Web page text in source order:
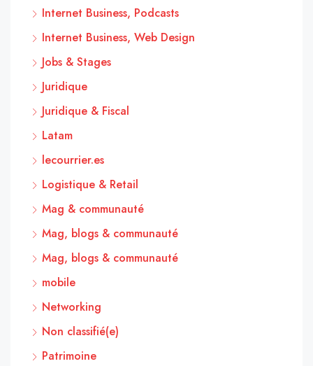
Internet Business, Podcasts
Internet Business, Web Design
Jobs & Stages
Juridique
Juridique & Fiscal
Latam
lecourrier.es
Logistique & Retail
Mag & communauté
Mag, blogs & communauté
Mag, blogs & communauté
mobile
Networking
Non classifié(e)
Patrimoine